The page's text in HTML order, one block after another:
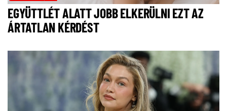
EGYÜTTLÉT ALATT JOBB ELKERÜLNI EZT AZ
ÁRTATLAN KÉRDÉST